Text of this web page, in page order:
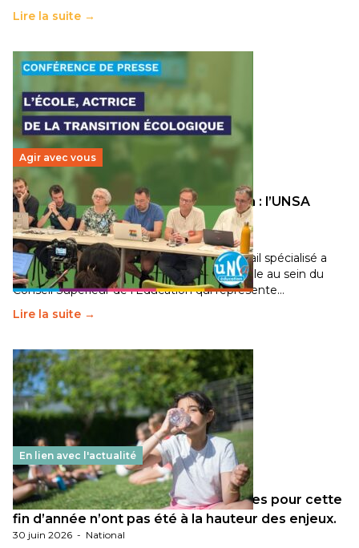
Lire la suite →
Agir avec vous
Transition écologique de l’éducation : l’UNSA
Éducation fait bouger les lignes
30 juin 2026-National
Pendant plusieurs mois, un groupe de travail spécialisé a
travaillé sur la transition écologique de l’Ecole au sein du
Conseil Supérieur de l’Éducation qui représente…
Lire la suite →
En lien avec l'actualité
Les décisions ministérielles attendues pour cette
fin d’année n’ont pas été à la hauteur des enjeux.
30 juin 2026 - National